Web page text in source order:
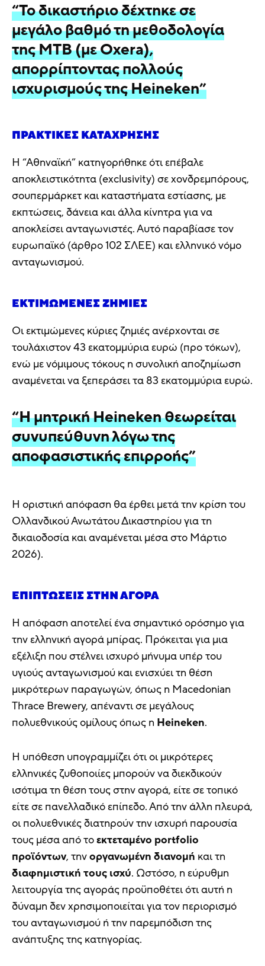
“Το δικαστήριο δέχτηκε σε
μεγάλο βαθμό τη μεθοδολογία
της MTB (με Oxera),
απορρίπτοντας πολλούς
ισχυρισμούς της Heineken”
ΠΡΑΚΤΙΚΈΣ ΚΑΤΆΧΡΗΣΗΣ
Η “Αθηναϊκή” κατηγορήθηκε ότι επέβαλε
αποκλειστικότητα (exclusivity) σε χονδρεμπόρους,
σουπερμάρκετ και καταστήματα εστίασης, με
εκπτώσεις, δάνεια και άλλα κίνητρα για να
αποκλείσει ανταγωνιστές. Αυτό παραβίασε τον
ευρωπαϊκό (άρθρο 102 ΣΛΕΕ) και ελληνικό νόμο
ανταγωνισμού.
ΕΚΤΙΜΏΜΕΝΕΣ ΖΗΜΙΈΣ
Οι εκτιμώμενες κύριες ζημιές ανέρχονται σε
τουλάχιστον 43 εκατομμύρια ευρώ (προ τόκων),
ενώ με νόμιμους τόκους η συνολική αποζημίωση
αναμένεται να ξεπεράσει τα 83 εκατομμύρια ευρώ.
“Η μητρική Heineken θεωρείται
συνυπεύθυνη λόγω της
αποφασιστικής επιρροής”
Η οριστική απόφαση θα έρθει μετά την κρίση του
Ολλανδικού Ανωτάτου Δικαστηρίου για τη
δικαιοδοσία και αναμένεται μέσα στο Μάρτιο
2026).
ΕΠΙΠΤΏΣΕΙΣ ΣΤΗΝ ΑΓΟΡΆ
Η απόφαση αποτελεί ένα σημαντικό ορόσημο για
την ελληνική αγορά μπίρας. Πρόκειται για μια
εξέλιξη που στέλνει ισχυρό μήνυμα υπέρ του
υγιούς ανταγωνισμού και ενισχύει τη θέση
μικρότερων παραγωγών, όπως η Macedonian
Thrace Brewery, απέναντι σε μεγάλους
πολυεθνικούς ομίλους όπως η Heineken.
Η υπόθεση υπογραμμίζει ότι οι μικρότερες
ελληνικές ζυθοποιίες μπορούν να διεκδικούν
ισότιμα τη θέση τους στην αγορά, είτε σε τοπικό
είτε σε πανελλαδικό επίπεδο. Από την άλλη πλευρά,
οι πολυεθνικές διατηρούν την ισχυρή παρουσία
τους μέσα από τοεκτεταμένο portfolio
προϊόντων, τηνοργανωμένη διανομή και τη
διαφημιστική τους ισχύ. Ωστόσο, η εύρυθμη
λειτουργία της αγοράς προϋποθέτει ότι αυτή η
δύναμη δεν χρησιμοποιείται για τον περιορισμό
του ανταγωνισμού ή την παρεμπόδιση της
ανάπτυξης της κατηγορίας.